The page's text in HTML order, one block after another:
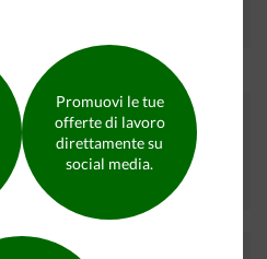
che stai cercando
vinojobs.it
Promuovi le tue
offerte di lavoro
direttamente su
social media.